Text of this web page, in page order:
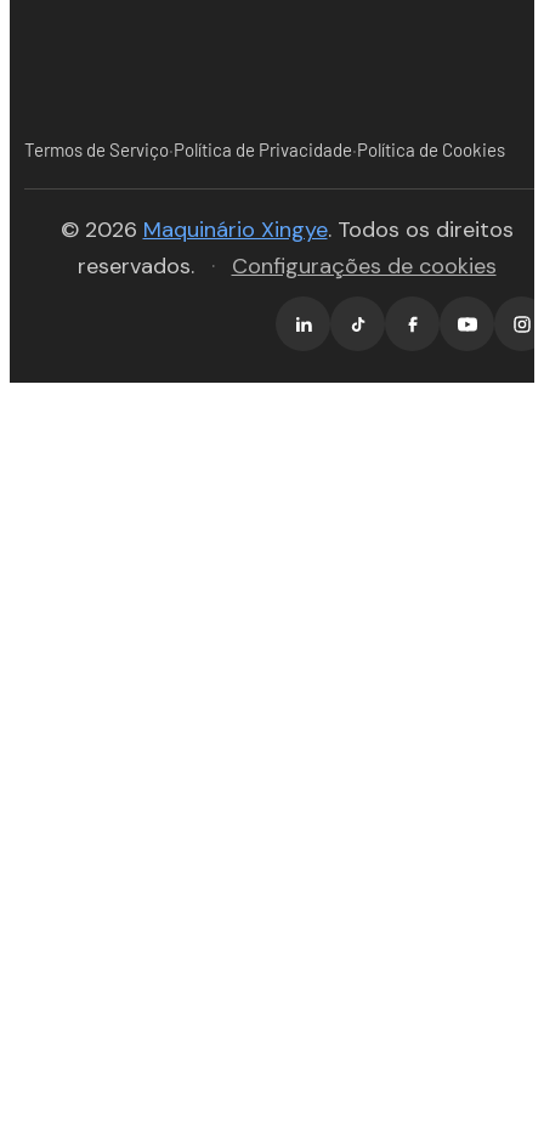
Termos de Serviço·Política de Privacidade·Política de Cookies
© 2026 Maquinário Xingye(opens in new tab)
. Todos os direitos
reservados.
· Configurações de cookies